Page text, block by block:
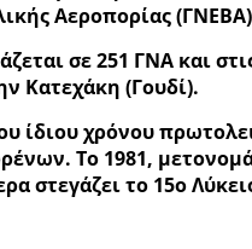
Αεροπορίας
σε 251 ΓΝΑ και
Κατεχάκη (Γουδί).
ίδιου χρόνου
To 1981,
στεγάζει το 15ο